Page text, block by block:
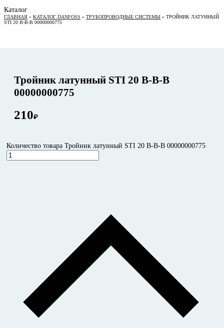
Каталог
ГЛАВНАЯ » КАТАЛОГ DANFOSS » ТРУБОПРОВОДНЫЕ СИСТЕМЫ » ТРОЙНИК ЛАТУННЫЙ
STI 20 В-В-В 00000000775
Тройник латунный STI 20 В-В-В
00000000775
210₽
Количество товара Тройник латунный STI 20 В-В-В 00000000775